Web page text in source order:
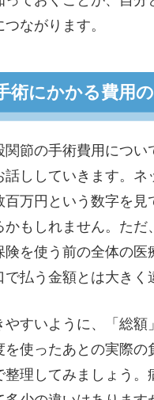
ながります。
術にかかる費用
関節の手術費用につい
話ししていきます。ネ
百万円という数字を見
かもしれません。ただ
険を使う前の全体の医
で払う金額とは大きく
やすいように、「総額
を使ったあとの実際の
整理してみましょう。